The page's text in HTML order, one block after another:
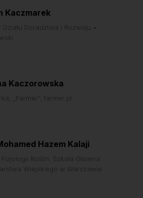
Kaczmarek
Działu Doradztwa i Rozwoju •
Kaczorowska
„Farmer”, farmer.pl
Hazem Kalaji
Roślin, Szkoła Główna
Wiejskiego w Warszawie